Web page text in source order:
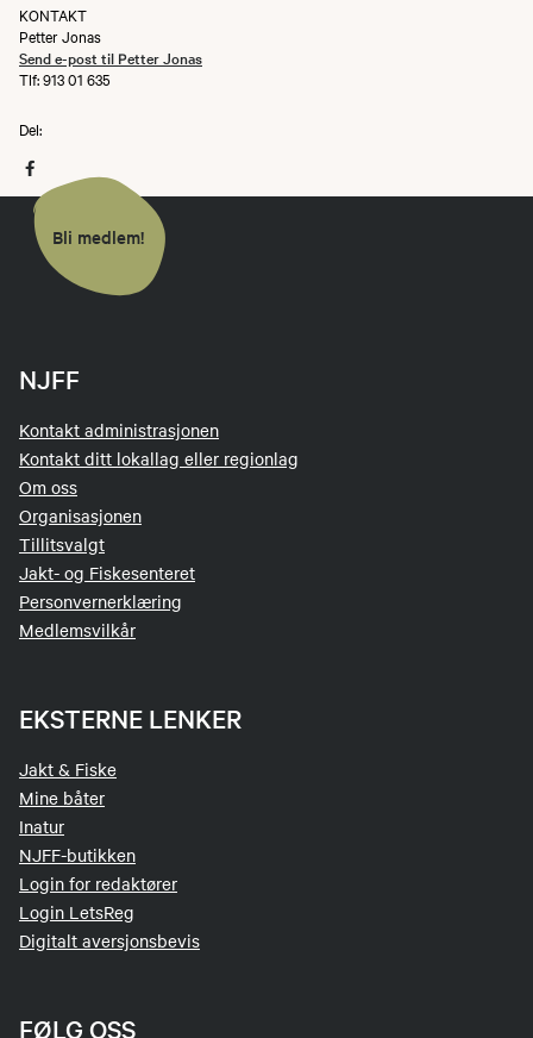
KONTAKT
Petter Jonas
Send e-post til Petter Jonas
Tlf: 913 01 635
Del:
Bli medlem!
NJFF
Kontakt administrasjonen
Kontakt ditt lokallag eller regionlag
Om oss
Organisasjonen
Tillitsvalgt
Jakt- og Fiskesenteret
Personvernerklæring
Medlemsvilkår
EKSTERNE LENKER
Jakt & Fiske
Mine båter
Inatur
NJFF-butikken
Login for redaktører
Login LetsReg
Digitalt aversjonsbevis
FØLG OSS